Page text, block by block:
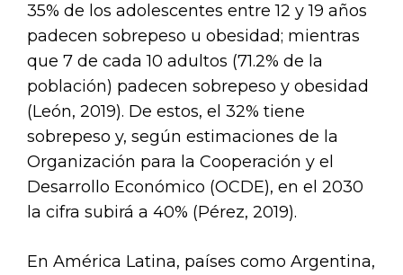
35% de los adolescentes entre 12 y 19 años
padecen sobrepeso u obesidad; mientras
que 7 de cada 10 adultos (71.2% de la
población) padecen sobrepeso y obesidad
(León, 2019). De estos, el 32% tiene
sobrepeso y, según estimaciones de la
Organización para la Cooperación y el
Desarrollo Económico (OCDE), en el 2030
la cifra subirá a 40% (Pérez, 2019).
En América Latina, países como Argentina,